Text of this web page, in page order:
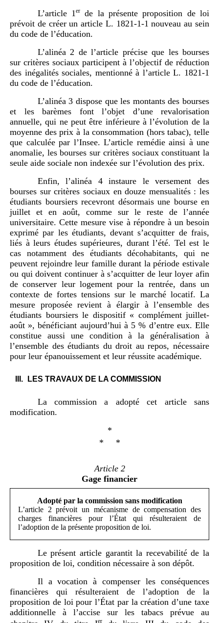
L’article 1er
de la présente proposition de loi
prévoit de créer un article L. 1821-1-1 nouveau au sein
du code de l’éducation.
L’alinéa 2 de l’article précise que les bourses
sur critères sociaux participent à l’objectif de réduction
des inégalités sociales, mentionné à l’article L. 1821-1
du code de l’éducation.
L’alinéa 3 dispose que les montants des bourses
et les barèmes font l’objet d’une revalorisation
annuelle, qui ne peut être inférieure à l’évolution de la
moyenne des prix à la consommation (hors tabac), telle
que calculée par l’Insee. L’article remédie ainsi à une
anomalie, les bourses sur critères sociaux constituant la
seule aide sociale non indexée sur l’évolution des prix.
Enfin, l’alinéa 4 instaure le versement des
bourses sur critères sociaux en douze mensualités : les
étudiants boursiers recevront désormais une bourse en
juillet et en août, comme sur le reste de l’année
universitaire. Cette mesure vise à répondre à un besoin
exprimé par les étudiants, devant s’acquitter de frais,
liés à leurs études supérieures, durant l’été. Tel est le
cas notamment des étudiants décohabitants, qui ne
peuvent rejoindre leur famille durant la période estivale
ou qui doivent continuer à s’acquitter de leur loyer afin
de conserver leur logement pour la rentrée, dans un
contexte de fortes tensions sur le marché locatif. La
mesure proposée revient à élargir à l’ensemble des
étudiants boursiers le dispositif « complément juillet-
août », bénéficiant aujourd’hui à 5 % d’entre eux. Elle
constitue aussi une condition à la généralisation à
l’ensemble des étudiants du droit au repos, nécessaire
pour leur épanouissement et leur réussite académique.
LES TRAVAUX DE LA COMMISSION
La commission a adopté cet article sans
modification.
*
* *
Article 2
Gage financier
Adopté par la commission sans modification
L’article 2 prévoit un mécanisme de compensation des
charges financières pour l’État qui résulteraient de
l’adoption de la présente proposition de loi.
Le présent article garantit la recevabilité de la
proposition de loi, condition nécessaire à son dépôt.
Il a vocation à compenser les conséquences
financières qui résulteraient de l’adoption de la
proposition de loi pour l’État par la création d’une taxe
additionnelle à l’accise sur les tabacs prévue au
er